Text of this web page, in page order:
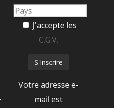
J'accepte les
C.G.V.
Votre adresse e-
mail est